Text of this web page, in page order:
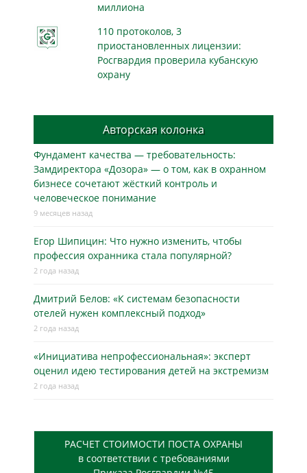
миллиона
110 протоколов, 3
приостановленных лицензии:
Росгвардия проверила кубанскую
охрану
Авторская колонка
Фундамент качества — требовательность:
Замдиректора «Дозора» — о том, как в охранном
бизнесe сочетают жёсткий контроль и
человеческое понимание
9 месяцев назад
Егор Шипицин: Что нужно изменить, чтобы
профессия охранника стала популярной?
2 года назад
Дмитрий Белов: «К системам безопасности
отелей нужен комплексный подход»
2 года назад
«Инициатива непрофессиональная»: эксперт
оценил идею тестирования детей на экстремизм
2 года назад
РАСЧЕТ СТОИМОСТИ ПОСТА ОХРАНЫ
в соответствии с требованиями